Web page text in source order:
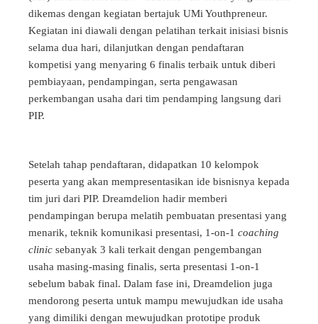
dikemas dengan kegiatan bertajuk UMi Youthpreneur.
Kegiatan ini diawali dengan pelatihan terkait inisiasi bisnis
selama dua hari, dilanjutkan dengan pendaftaran
kompetisi yang menyaring 6 finalis terbaik untuk diberi
pembiayaan, pendampingan, serta pengawasan
perkembangan usaha dari tim pendamping langsung dari
PIP.
Setelah tahap pendaftaran, didapatkan 10 kelompok
peserta yang akan mempresentasikan ide bisnisnya kepada
tim juri dari PIP. Dreamdelion hadir memberi
pendampingan berupa melatih pembuatan presentasi yang
menarik, teknik komunikasi presentasi, 1-on-1 coaching
clinic sebanyak 3 kali terkait dengan pengembangan
usaha masing-masing finalis, serta presentasi 1-on-1
sebelum babak final. Dalam fase ini, Dreamdelion juga
mendorong peserta untuk mampu mewujudkan ide usaha
yang dimiliki dengan mewujudkan prototipe produk